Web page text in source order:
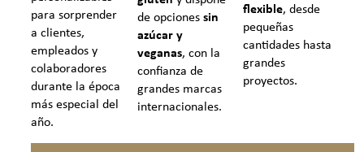
para sorprender
a clientes,
empleados y
colaboradores
durante la época
más especial del
año.
de opciones sin
azúcar y
veganas, con la
confianza de
grandes marcas
internacionales.
flexible, desde
pequeñas
cantidades hasta
grandes
proyectos.